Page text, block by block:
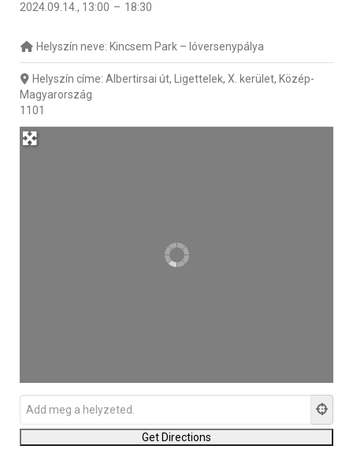
2024.09.14., 13:00 – 18:30
Helyszín neve: Kincsem Park – lóversenypálya
Helyszín címe: Albertirsai út, Ligettelek, X. kerület, Közép-
Magyarország
1101